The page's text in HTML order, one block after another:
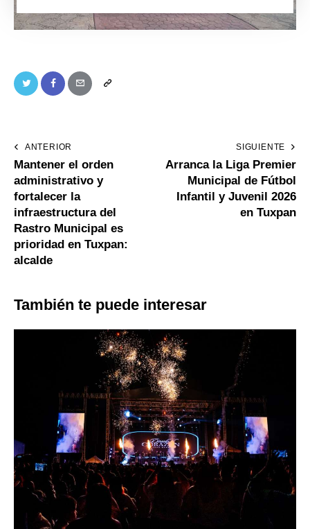
ANTERIOR
Mantener el orden
administrativo y
fortalecer la
infraestructura del
Rastro Municipal es
prioridad en Tuxpan:
alcalde
SIGUIENTE
Arranca la Liga Premier
Municipal de Fútbol
Infantil y Juvenil 2026
en Tuxpan
También te puede interesar